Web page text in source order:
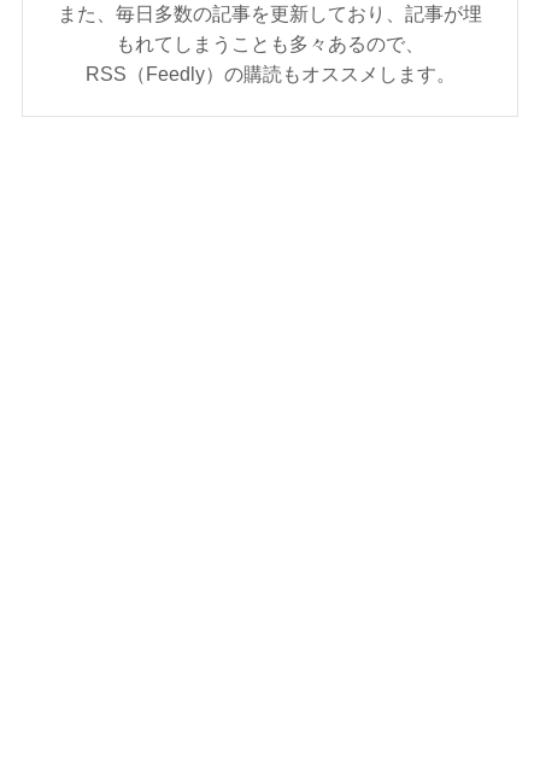
また、毎日多数の記事を更新しており、記事が埋
もれてしまうことも多々あるので、
RSS（Feedly）の購読もオススメします。